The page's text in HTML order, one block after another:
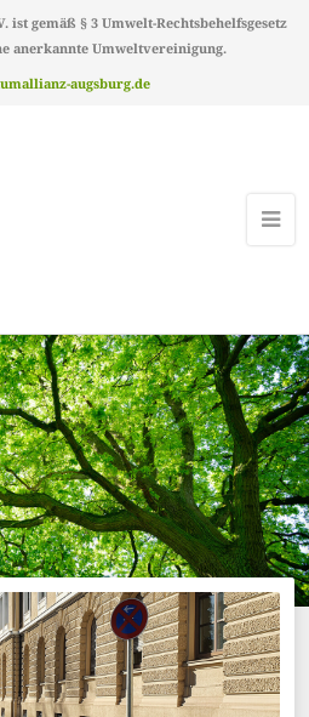
ist gemäß § 3 Umwelt-Rechtsbehelfsgesetz
anerkannte Umweltvereinigung.
augsburg.de